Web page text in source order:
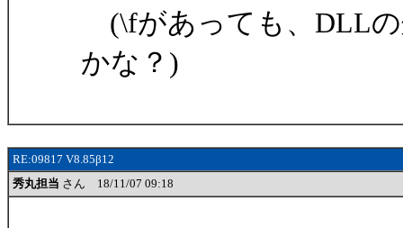
(\fがあっても、DLL
かな？)
RE:09817 V8.85β12
秀丸担当 さん 18/11/07 09:18